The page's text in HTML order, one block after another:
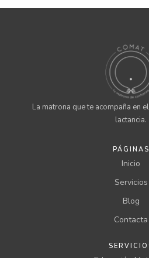
La matrona que te acompaña en
lactancia.
PÁGINAS
Inicio
Servicios
Blog
Contacta